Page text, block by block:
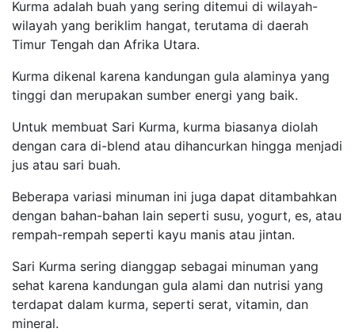
Kurma adalah buah yang sering ditemui di wilayah-
wilayah yang beriklim hangat, terutama di daerah
Timur Tengah dan Afrika Utara.
Kurma dikenal karena kandungan gula alaminya yang
tinggi dan merupakan sumber energi yang baik.
Untuk membuat Sari Kurma, kurma biasanya diolah
dengan cara di-blend atau dihancurkan hingga menjadi
jus atau sari buah.
Beberapa variasi minuman ini juga dapat ditambahkan
dengan bahan-bahan lain seperti susu, yogurt, es, atau
rempah-rempah seperti kayu manis atau jintan.
Sari Kurma sering dianggap sebagai minuman yang
sehat karena kandungan gula alami dan nutrisi yang
terdapat dalam kurma, seperti serat, vitamin, dan
mineral.